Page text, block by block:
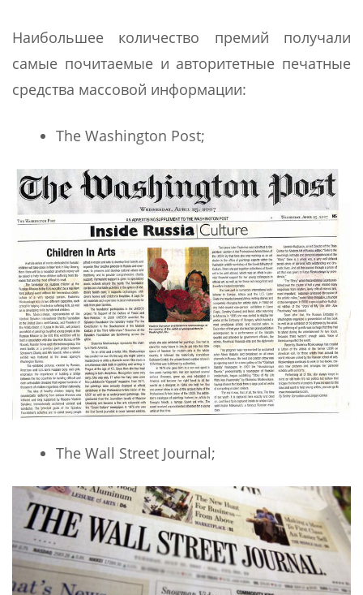
Наибольшее количество премий получали
самые почитаемые и авторитетные печатные
средства массовой информации:
The Washington Post;
The Wall Street Journal;